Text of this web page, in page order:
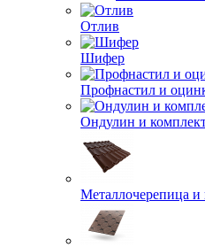
Отлив
Шифер
Профнастил и
Ондулин и
Металлочерепица